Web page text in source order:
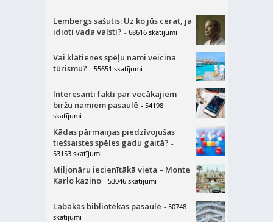
Lembergs sašutis: Uz ko jūs cerat, ja
idioti vada valsti? - 68616 skatījumi
Vai klātienes spēļu nami veicina
tūrismu? - 55651 skatījumi
Interesanti fakti par vecākajiem
biržu namiem pasaulē - 54198
skatījumi
Kādas pārmaiņas piedzīvojušas
tiešsaistes spēles gadu gaitā? -
53153 skatījumi
Miljonāru iecienītākā vieta – Monte
Karlo kazino - 53046 skatījumi
Labākās bibliotēkas pasaulē - 50748
skatījumi